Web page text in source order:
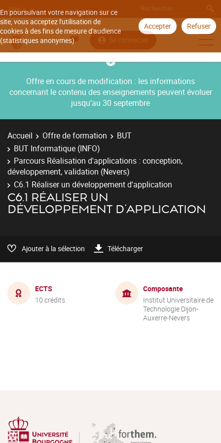
En poursuivant votre navigation sur ce
site, vous acceptez l'utilisation de
cookies à des fins de mesure d'audience
(statistiques anonymes).
Accepter Refuser
Aller à
Se connecter
Offre en cours de modification : les informations
concernant le contenu des enseignements peuvent évoluer
jusqu’au 30 septembre
Accueil Offre de formation
BUT
BUT Informatique (INFO)
Parcours Réalisation d'applications : conception,
développement, validation (Nevers)
C6.1 Réaliser un développement d'application
C6.1 RÉALISER UN
DÉVELOPPEMENT D'APPLICATION
Ajouter à la sélection Télécharger
ECTS
10 crédits
Composante
Institut Universitaire de
Technologie Dijon-
Auxerre-Nevers